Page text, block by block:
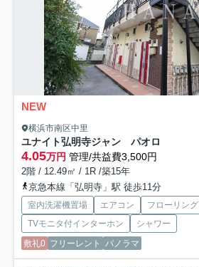
NEW
横浜市南区中里
ユナイト弘明寺ジャン パオロ
4.05万円 管理/共益費3,500円
2階 / 12.49㎡ / 1R /築15年
京急本線「弘明寺」駅 徒歩11分
室内洗濯機置場 エアコン フローリング
TVモニタ付インターホン
シャワー
敷礼0 フリーレント パノラマ